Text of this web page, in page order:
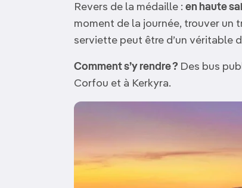
Revers de la médaille : en haute
moment de la journée, trouver un
serviette peut être d’un véritable
Comment s’y rendre ? Des bus
Corfou et à Kerkyra.
Image